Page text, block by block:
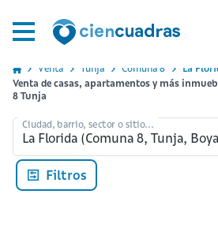
Venta Tunja Comuna 8
La
Venta de casas, apartamentos y más
8 Tunja
Ciudad, barrio, sector o sitio...
Filtros